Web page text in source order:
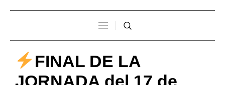
FINAL DE LA
JORNADA del 17 de